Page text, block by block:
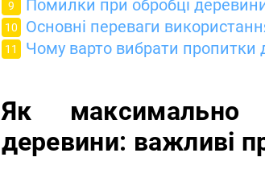
Помилки при обробці
Основні переваги
Чому варто вибрати пропитки
Як максимально
деревини: важливі